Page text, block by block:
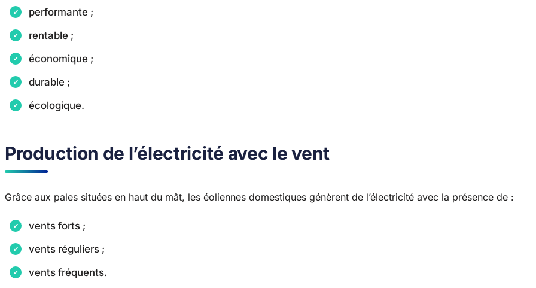
performante ;
rentable ;
économique ;
durable ;
écologique.
Production de l’électricité avec le vent
Grâce aux pales situées en haut du mât, les éoliennes domestiques génèrent de l’électricité avec la présence de :
vents forts ;
vents réguliers ;
vents fréquents.